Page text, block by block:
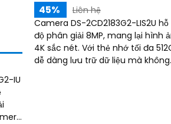
IU
45%
Liên hệ
Camera DS-2CD2183G2-LIS2U
độ phân giải 8MP, mang lại hình
4K sắc nét. Với thẻ nhớ tối đa 512GB,
dễ dàng lưu trữ dữ liệu mà không